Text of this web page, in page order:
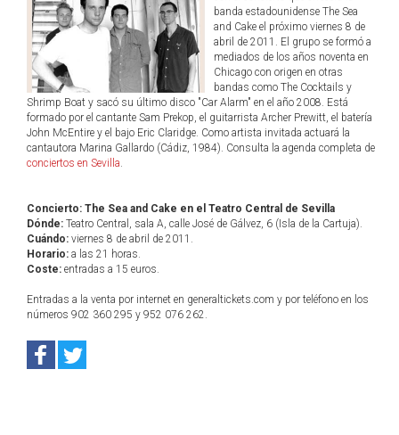
banda estadounidense The Sea
and Cake el próximo viernes 8 de
abril de 2011. El grupo se formó a
mediados de los años noventa en
Chicago con origen en otras
bandas como The Cocktails y
Shrimp Boat y sacó su último disco "Car Alarm" en el año 2008. Está
formado por el cantante Sam Prekop, el guitarrista Archer Prewitt, el batería
John McEntire y el bajo Eric Claridge. Como artista invitada actuará la
cantautora Marina Gallardo (Cádiz, 1984). Consulta la agenda completa de
conciertos en Sevilla.
Concierto: The Sea and Cake en el Teatro Central de Sevilla
Dónde: Teatro Central, sala A, calle José de Gálvez, 6 (Isla de la Cartuja).
Cuándo: viernes 8 de abril de 2011.
Horario: a las 21 horas.
Coste: entradas a 15 euros.
Entradas a la venta por internet en generaltickets.com y por teléfono en los
números 902 360 295 y 952 076 262.